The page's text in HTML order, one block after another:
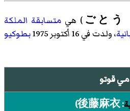
ごと ) هي متسابقة الملكة
، ولدت في 16 أكتوبر 1975
بطوكيو
مي قوتو
:
後藤麻衣
)‏